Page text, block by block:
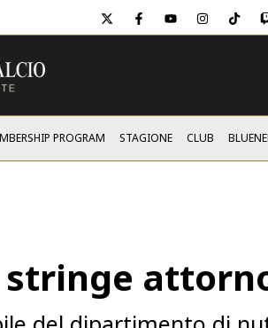
twitter facebook
youtube
PROGRAM STAGIONE CLUB
stringe